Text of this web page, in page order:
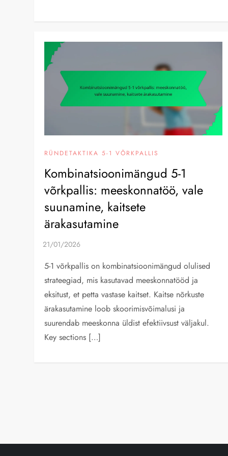
RÜNDETAKTIKA 5-1 VÕRKPALLIS
Kombinatsioonimängud 5-1
võrkpallis: meeskonnatöö, vale
suunamine, kaitsete
ärakasutamine
5-1 võrkpallis on kombinatsioonimängud olulised
strateegiad, mis kasutavad meeskonnatööd ja
eksitust, et petta vastase kaitset. Kaitse nõrkuste
ärakasutamine loob skoorimisvõimalusi ja
suurendab meeskonna üldist efektiivsust väljakul.
Key sections […]